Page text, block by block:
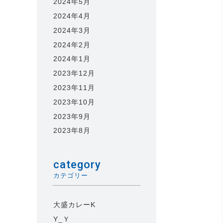
2024年5月
2024年4月
2024年3月
2024年2月
2024年1月
2023年12月
2023年11月
2023年10月
2023年9月
2023年8月
category
カテゴリー
大盛カレーK
Y_Ｙ